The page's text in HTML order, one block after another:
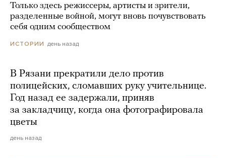
Только здесь режиссеры, артисты и зрители,
разделенные войной, могут вновь почувствовать
себя одним сообществом
ИСТОРИИ день назад
В Рязани прекратили дело против
полицейских, сломавших руку учительнице.
Год назад ее задержали, приняв
за закладчицу, когда она фотографировала
цветы
день назад